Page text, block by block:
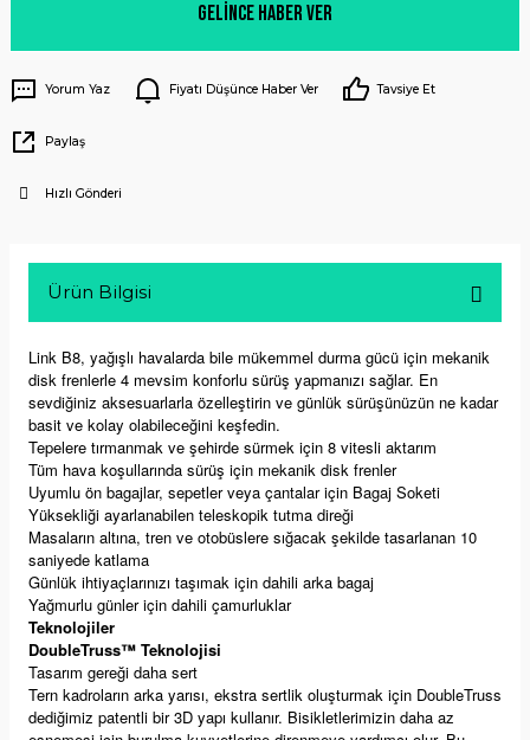
Gelince Haber Ver
Yorum Yaz Fiyatı Düşünce Haber Ver Tavsiye Et
Paylaş
Hızlı Gönderi
Ürün Bilgisi
Link B8, yağışlı havalarda bile mükemmel durma gücü için mekanik
disk frenlerle 4 mevsim konforlu sürüş yapmanızı sağlar. En
sevdiğiniz aksesuarlarla özelleştirin ve günlük sürüşünüzün ne kadar
basit ve kolay olabileceğini keşfedin.
Tepelere tırmanmak ve şehirde sürmek için 8 vitesli aktarım
Tüm hava koşullarında sürüş için mekanik disk frenler
Uyumlu ön bagajlar, sepetler veya çantalar için Bagaj Soketi
Yüksekliği ayarlanabilen teleskopik tutma direği
Masaların altına, tren ve otobüslere sığacak şekilde tasarlanan 10
saniyede katlama
Günlük ihtiyaçlarınızı taşımak için dahili arka bagaj
Yağmurlu günler için dahili çamurluklar
Teknolojiler
DoubleTruss™ Teknolojisi
Tasarım gereği daha sert
Tern kadroların arka yarısı, ekstra sertlik oluşturmak için DoubleTruss
dediğimiz patentli bir 3D yapı kullanır. Bisikletlerimizin daha az